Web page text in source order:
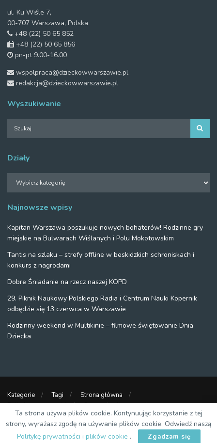
ul. Ku Wiśle 7,
00-707 Warszawa, Polska
+48 (22) 50 65 852
+48 (22) 50 65 856
pn-pt 9.00-16.00
wspolpraca@dzieckowwarszawie.pl
redakcja@dzieckowwarszawie.pl
Wyszukiwanie
Działy
Najnowsze wpisy
Kapitan Warszawa poszukuje nowych bohaterów! Rodzinne gry
miejskie na Bulwarach Wiślanych i Polu Mokotowskim
Tantis na szlaku – strefy offline w beskidzkich schroniskach i
konkurs z nagrodami
Dobre Śniadanie na rzecz naszej KOPD
29. Piknik Naukowy Polskiego Radia i Centrum Nauki Kopernik
odbędzie się 13 czerwca w Warszawie
Rodzinny weekend w Multikinie – filmowe świętowanie Dnia
Dziecka
Kategorie Tagi
Strona główna
Polityka prywatności
O nas
Kontakt
Strony partnerskie
Ta strona używa plików cookie. Kontynuując korzystanie z tej
strony, wyrażasz zgodę na używanie plików cookie. Odwiedź naszą
Politykę prywatności i plików cookie . Zgadzam się